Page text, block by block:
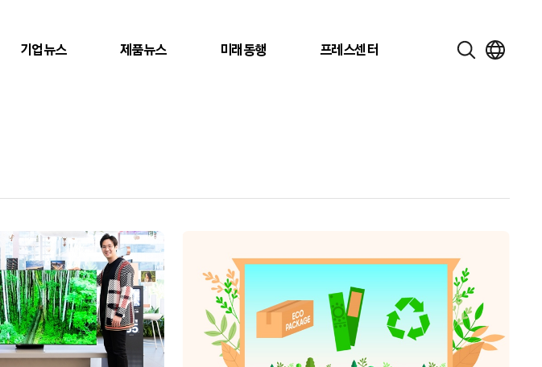
기업뉴스 제품뉴스 미래동행 프레스센터